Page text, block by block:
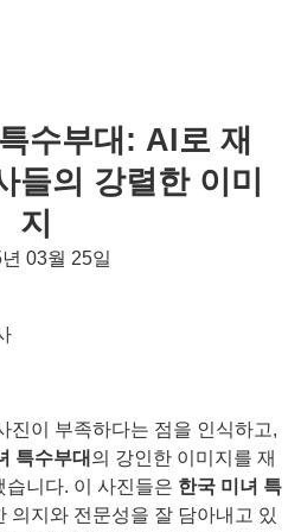
수부대: AI로 재
들의 강렬한 이미
지
03월 25일
진이 부족하다는 점을 인식하고,
특수부대 의 강인한 이미지를 재
니다. 이 사진들은 한국 미녀 특
의지와 전문성을 잘 담아내고 있